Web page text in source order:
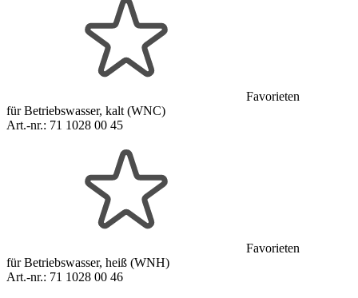
Favorieten
für Betriebswasser, kalt (WNC)
Art.-nr.: 71 1028 00 45
Favorieten
für Betriebswasser, heiß (WNH)
Art.-nr.: 71 1028 00 46